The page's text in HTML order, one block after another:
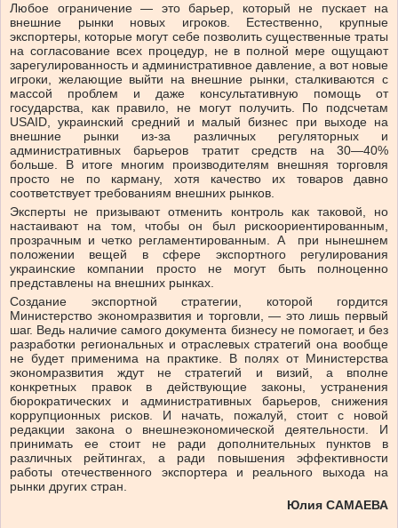
Любое ограничение — это барьер, который не пускает на
внешние рынки новых игроков. Естественно, крупные
экспортеры, которые могут себе позволить существенные траты
на согласование всех процедур, не в полной мере ощущают
зарегулированность и административное давление, а вот новые
игроки, желающие выйти на внешние рынки, сталкиваются с
массой проблем и даже консультативную помощь от
государства, как правило, не могут получить. По подсчетам
USAID, украинский средний и малый бизнес при выходе на
внешние рынки из-за различных регуляторных и
административных барьеров тратит средств на 30—40%
больше. В итоге многим производителям внешняя торговля
просто не по карману, хотя качество их товаров давно
соответствует требованиям внешних рынков.
Эксперты не призывают отменить контроль как таковой, но
настаивают на том, чтобы он был рискоориентированным,
прозрачным и четко регламентированным. А при нынешнем
положении вещей в сфере экспортного регулирования
украинские компании просто не могут быть полноценно
представлены на внешних рынках.
Создание экспортной стратегии, которой гордится
Министерство экономразвития и торговли, — это лишь первый
шаг. Ведь наличие самого документа бизнесу не помогает, и без
разработки региональных и отраслевых стратегий она вообще
не будет применима на практике. В полях от Министерства
экономразвития ждут не стратегий и визий, а вполне
конкретных правок в действующие законы, устранения
бюрократических и административных барьеров, снижения
коррупционных рисков. И начать, пожалуй, стоит с новой
редакции закона о внешнеэкономической деятельности. И
принимать ее стоит не ради дополнительных пунктов в
различных рейтингах, а ради повышения эффективности
работы отечественного экспортера и реального выхода на
рынки других стран.
Юлия САМАЕВА